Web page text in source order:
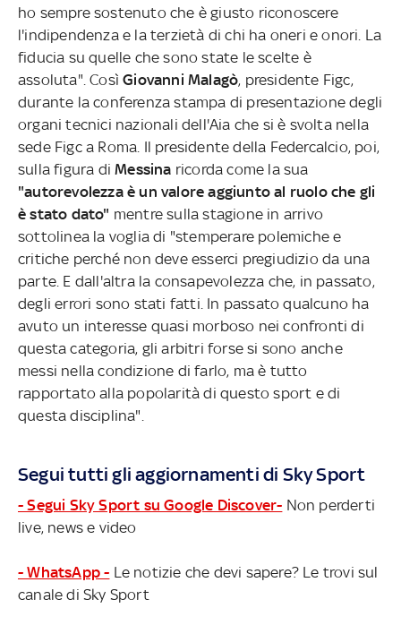
ho sempre sostenuto che è giusto riconoscere
l'indipendenza e la terzietà di chi ha oneri e onori. La
fiducia su quelle che sono state le scelte è
assoluta". CosìGiovanni Malagò, presidente Figc,
durante la conferenza stampa di presentazione degli
organi tecnici nazionali dell'Aia che si è svolta nella
sede Figc a Roma. Il presidente della Federcalcio, poi,
sulla figura diMessina ricorda come la sua
"autorevolezza è un valore aggiunto al ruolo che gli
è stato dato" mentre sulla stagione in arrivo
sottolinea la voglia di "stemperare polemiche e
critiche perché non deve esserci pregiudizio da una
parte. E dall'altra la consapevolezza che, in passato,
degli errori sono stati fatti. In passato qualcuno ha
avuto un interesse quasi morboso nei confronti di
questa categoria, gli arbitri forse si sono anche
messi nella condizione di farlo, ma è tutto
rapportato alla popolarità di questo sport e di
questa disciplina".
Segui tutti gli aggiornamenti di Sky Sport
- Segui Sky Sport su Google Discover- Non perderti
live, news e video
- WhatsApp - Le notizie che devi sapere? Le trovi sul
canale di Sky Sport